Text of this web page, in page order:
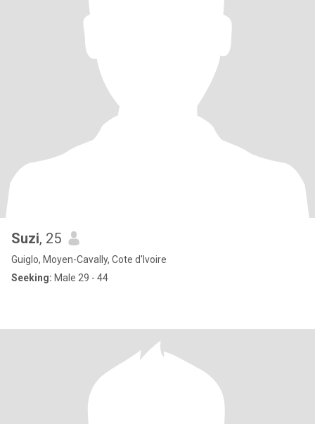
Suzi, 25
Guiglo, Moyen-Cavally, Cote d'Ivoire
Seeking: Male 29 - 44